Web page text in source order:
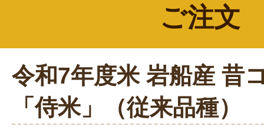
ご注文
令和7年度米 岩船産 昔
「侍米」（従来品種）